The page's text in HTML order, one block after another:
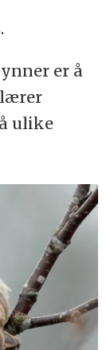
er å
lærer
ulike